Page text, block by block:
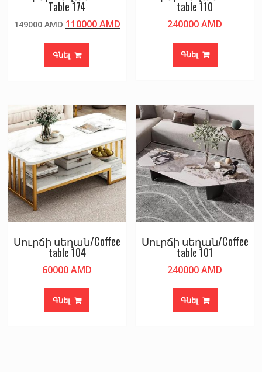
Table 174
149000AMD Original
was:
149000 AMD.
110000AMDCurrent
Գնել
table 110
240000AMD
Գնել
Սուրճի սեղան/Coffee
table 104
60000AMD
Գնել
Սուրճի սեղան/Coffee
table 101
240000AMD
Գնել